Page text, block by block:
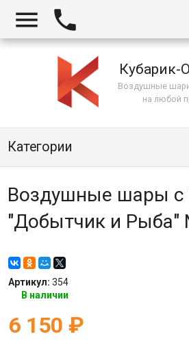
 
Кубарик-
Воздушные
на любой
Категории
Воздушные шары с
"Добытчик и
Артикул: 354
В наличии
6 150 ₽